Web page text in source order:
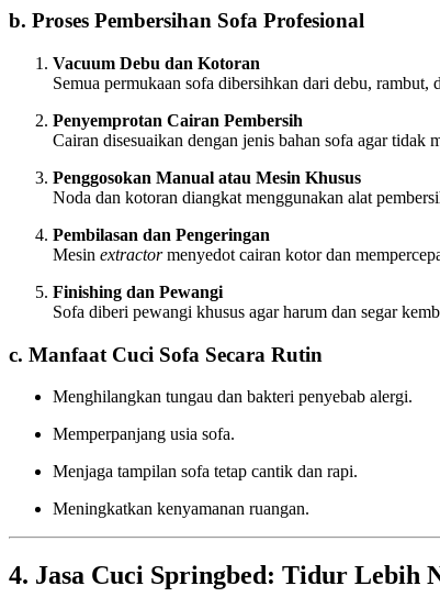
b. Proses Pembersihan Sofa Profesional
Vacuum Debu dan Kotoran
Semua permukaan sofa dibersihkan dari debu, rambut,
Penyemprotan Cairan Pembersih
Cairan disesuaikan dengan jenis bahan sofa agar tidak
Penggosokan Manual atau Mesin Khusus
Noda dan kotoran diangkat menggunakan alat
Pembilasan dan Pengeringan
Mesin extractormenyedot cairan kotor dan
Finishing dan Pewangi
Sofa diberi pewangi khusus agar harum dan segar
c. Manfaat Cuci Sofa Secara Rutin
Menghilangkan tungau dan bakteri penyebab alergi.
Memperpanjang usia sofa.
Menjaga tampilan sofa tetap cantik dan rapi.
Meningkatkan kenyamanan ruangan.
4. Jasa Cuci Springbed: Tidur Lebih